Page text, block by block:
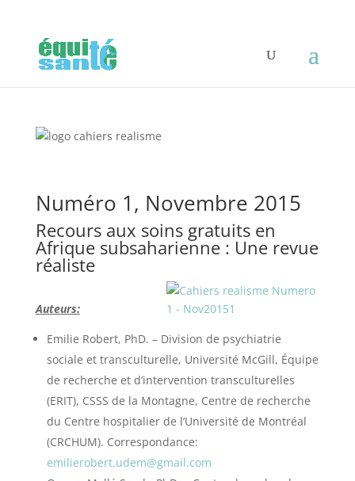
Numéro 1, Novembre 2015
Recours aux soins gratuits en
Afrique subsaharienne : Une revue
réaliste
Auteurs:
Emilie Robert, PhD. – Division de psychiatrie
sociale et transculturelle, Université McGill, Équipe
de recherche et d’intervention transculturelles
(ERIT), CSSS de la Montagne, Centre de recherche
du Centre hospitalier de l’Université de Montréal
(CRCHUM). Correspondance:
emilierobert.udem@gmail.com